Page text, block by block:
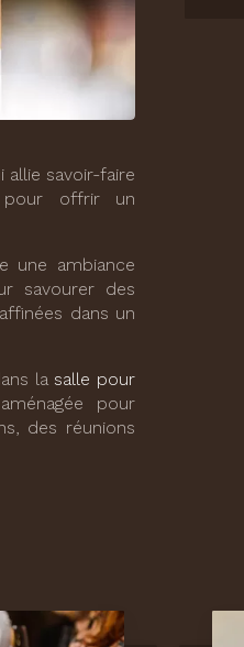
allie savoir-faire
pour offrir un
une ambiance
savourer des
dans un
la salle pour
pour
des réunions